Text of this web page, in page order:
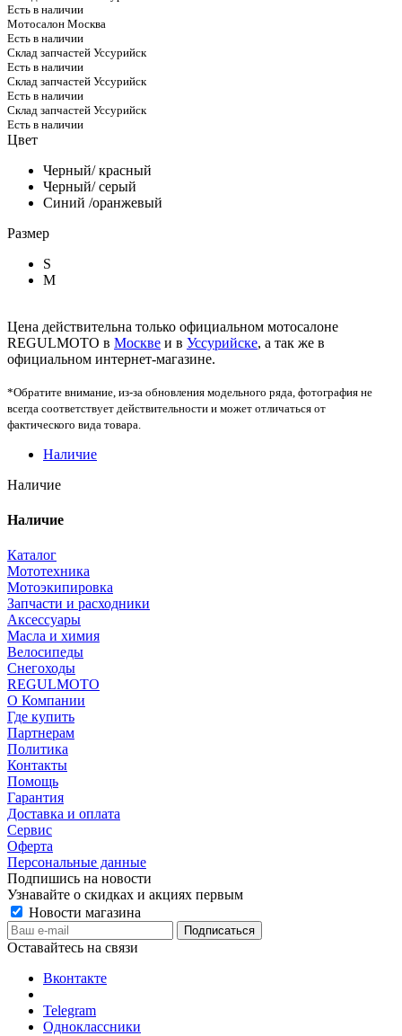
Есть в наличии
Мотосалон Москва
Есть в наличии
Склад запчастей Уссурийск
Есть в наличии
Склад запчастей Уссурийск
Есть в наличии
Склад запчастей Уссурийск
Есть в наличии
Цвет
Черный/ красный
Черный/ серый
Синий /оранжевый
Размер
S
M
Цена действительна только официальном мотосалоне
REGULMOTO в Москве и в Уссурийске, а так же в
официальном интернет-магазине.
*Обратите внимание, из-за обновления модельного ряда, фотография не
всегда соответствует действительности и может отличаться от
фактического вида товара.
Наличие
Наличие
Наличие
Каталог
Мототехника
Мотоэкипировка
Запчасти и расходники
Аксессуары
Масла и химия
Велосипеды
Снегоходы
REGULMOTO
О Компании
Где купить
Партнерам
Политика
Контакты
Помощь
Гарантия
Доставка и оплата
Сервис
Оферта
Персональные данные
Подпишись на новости
Узнавайте о скидках и акциях первым
Новости магазина
Оставайтесь на связи
Вконтакте
Telegram
Одноклассники